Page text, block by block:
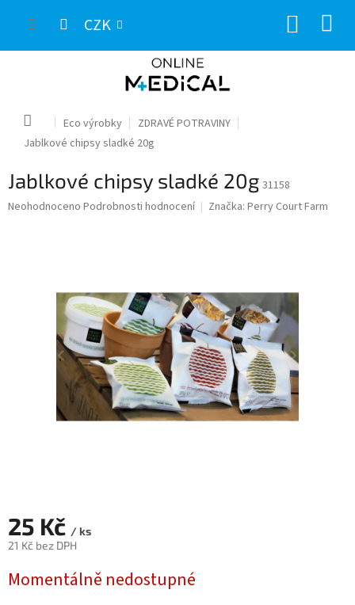
CZK
Domů Eco výrobky
ZDRAVÉ POTRAVINY
Jablkové chipsy sladké 20g
Jablkové chipsy sladké 20g 31158
Průměrné
Neohodnoceno Podrobnosti hodnocení Značka: Perry Court Farm
25 Kč / ks
21 Kč bez DPH
cena:
Momentálně nedostupné